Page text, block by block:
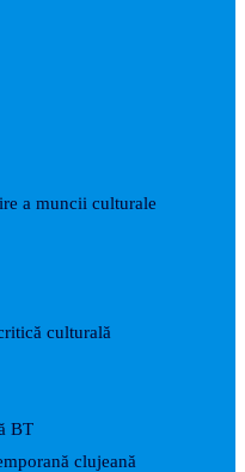
a muncii culturale
culturală
BT
clujeană